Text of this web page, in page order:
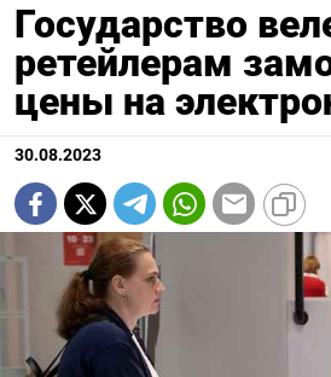
Государство
ретейлерам
цены на
30.08.2023